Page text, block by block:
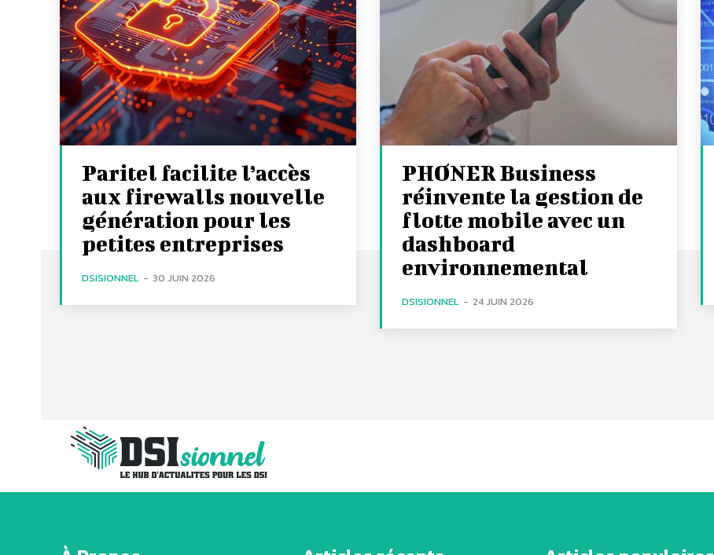
Paritel facilite l’accès
aux firewalls nouvelle
génération pour les
petites entreprises
DSISIONNEL - 30 JUIN 2026
PHONER Business
réinvente la gestion de
flotte mobile avec un
dashboard
environnemental
DSISIONNEL - 24 JUIN 2026